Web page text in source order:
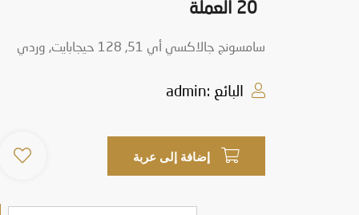
20 العملة
سامسونج جالاكسي أي 51, 128 حيجابايت, وردي
البائع :admin